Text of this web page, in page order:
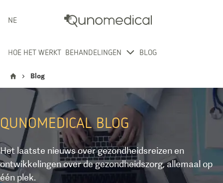
NEDERLANDS
HOE HET WERKT BEHANDELINGEN BLOG
Blog
QUNOMEDICAL BLOG
Het laatste nieuws over gezondheidsreizen en
ontwikkelingen over de gezondheidszorg, allemaal op
één plek.